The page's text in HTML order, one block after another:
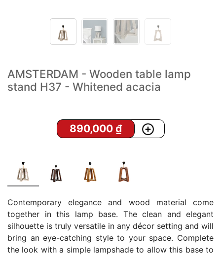
AMSTERDAM - Wooden table lamp
stand H37 - Whitened acacia
890,000₫
Contemporary elegance and wood material come
together in this lamp base. The clean and elegant
silhouette is truly versatile in any décor setting and will
bring an eye-catching style to your space. Complete
the look with a simple lampshade to allow this base to